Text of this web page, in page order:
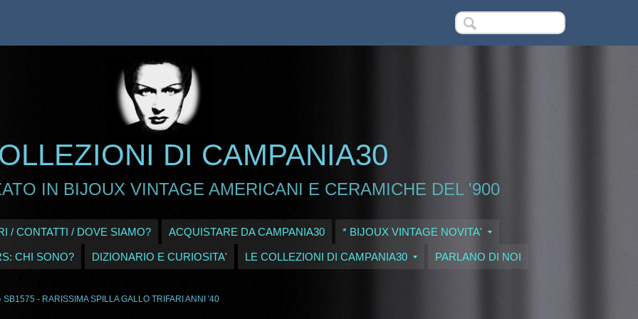
DI CAMPANIA30
IN BIJOUX VINTAGE AMERICANI E CERAMICHE DEL '900
/ CONTATTI / DOVE SIAMO? ACQUISTARE DA CAMPANIA30 * BIJOUX VINTAGE NOVITA'
CHI SONO? DIZIONARIO E CURIOSITA' LE COLLEZIONI DI CAMPANIA30 PARLANO DI NOI
- RARISSIMA SPILLA GALLO TRIFARI ANNI '40